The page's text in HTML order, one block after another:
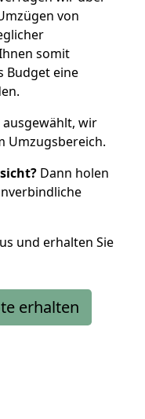
von
somit
Budget eine
wir
Umzugsbereich.
Dann holen
und erhalten Sie
erhalten